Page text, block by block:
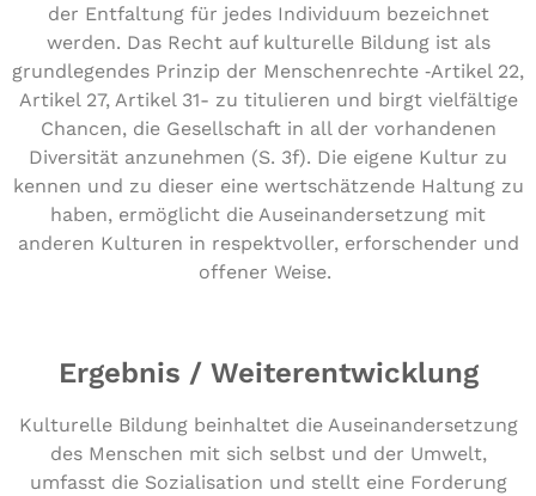
der Ent­fal­tung für jedes Indi­vi­du­um bezeich­net
werden. Das Recht auf kul­tu­rel­le Bildung ist als
grund­le­gen­des Prinzip der Men­schen­rech­te ‑Artikel 22,
Artikel 27, Artikel 31- zu titu­lie­ren und birgt viel­fäl­ti­ge
Chancen, die Gesell­schaft in all der vor­han­de­nen
Diver­si­tät anzu­neh­men (S. 3f). Die eigene Kultur zu
kennen und zu dieser eine wert­schät­zen­de Haltung zu
haben, ermög­licht die Aus­ein­an­der­set­zung mit
anderen Kulturen in respekt­vol­ler, erfor­schen­der und
offener Weise.
Ergebnis / Weiterentwicklung
Kulturelle Bildung beinhaltet die Auseinandersetzung
des Menschen mit sich selbst und der Umwelt,
umfasst die Sozialisation und stellt eine Forderung